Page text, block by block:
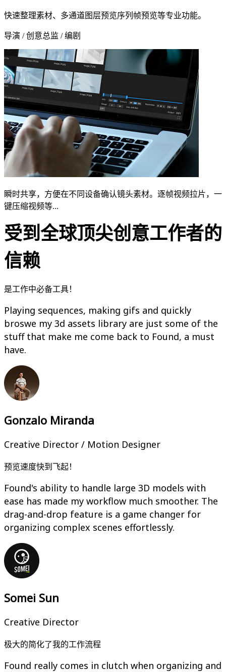
快速整理素材、多通道图层预览序列帧预览等专业功能。
导演 / 创意总监 / 编剧
瞬时共享，方便在不同设备确认镜头素材。逐帧视频拉片，一
键压缩视频等...
受到全球顶尖创意工作者的
信赖
是工作中必备工具！
Playing sequences, making gifs and quickly
broswe my 3d assets library are just some of the
stuff that make me come back to Found, a must
have.
Gonzalo Miranda
Creative Director / Motion Designer
预览速度快到飞起！
Found's ability to handle large 3D models with
ease has made my workflow much smoother. The
drag-and-drop feature is a game changer for
organizing complex scenes effortlessly.
Somei Sun
Creative Director
极大的简化了我的工作流程
Found really comes in clutch when organizing and